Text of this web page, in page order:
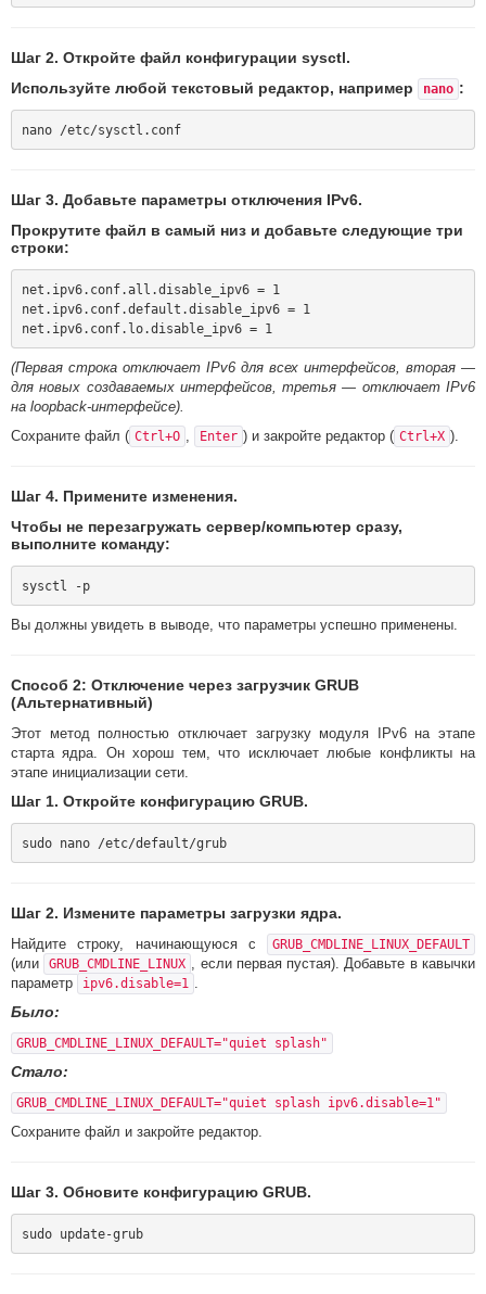
Шаг 2. Откройте файл конфигурации sysctl.
Используйте любой текстовый редактор, например
nano :
nano /etc/sysctl.conf
Шаг 3. Добавьте параметры отключения IPv6.
Прокрутите файл в самый низ и добавьте следующие три
строки:
net.ipv6.conf.all.disable_ipv6 = 1
net.ipv6.conf.default.disable_ipv6 = 1
(Первая строка отключает IPv6 для всех интерфейсов, вторая —
для новых создаваемых интерфейсов, третья — отключает IPv6
на loopback-интерфейсе).
Сохраните файл ( Ctrl+O , Enter ) и закройте редактор ( Ctrl+X ).
Шаг 4. Примените изменения.
Чтобы не перезагружать сервер/компьютер сразу,
выполните команду:
sysctl -p
Вы должны увидеть в выводе, что параметры успешно применены.
Способ 2: Отключение через загрузчик GRUB
(Альтернативный)
Этот метод полностью отключает загрузку модуля IPv6 на этапе
старта ядра. Он хорош тем, что исключает любые конфликты на
этапе инициализации сети.
Шаг 1. Откройте конфигурацию GRUB.
sudo nano /etc/default/grub
Шаг 2. Измените параметры загрузки ядра.
Найдите строку, начинающуюся с GRUB_CMDLINE_LINUX_DEFAULT
(или GRUB_CMDLINE_LINUX , если первая пустая). Добавьте в кавычки
параметр
ipv6.disable=1 .
Было:
GRUB_CMDLINE_LINUX_DEFAULT="quiet splash"
Стало:
GRUB_CMDLINE_LINUX_DEFAULT="quiet splash ipv6.disable=1"
Сохраните файл и закройте редактор.
Шаг 3. Обновите конфигурацию GRUB.
sudo update-grub